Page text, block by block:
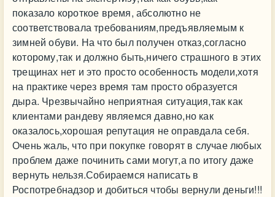
показало короткое время, абсолютно не
соответствовала требованиям,предъявляемым к
зимней обуви. На что был получен отказ,согласно
которому,так и должно быть,ничего страшного в этих
трещинах нет и это просто особенность модели,хотя
на практике через время там просто образуется
дыра. Чрезвычайно неприятная ситуация,так как
клиентами рандеву являемся давно,но как
оказалось,хорошая репутация не оправдала себя.
Очень жаль, что при покупке говорят в случае любых
проблем даже починить сами могут,а по итогу даже
вернуть нельзя.Собираемся написать в
Роспотребнадзор и добиться чтобы вернули деньги!!!